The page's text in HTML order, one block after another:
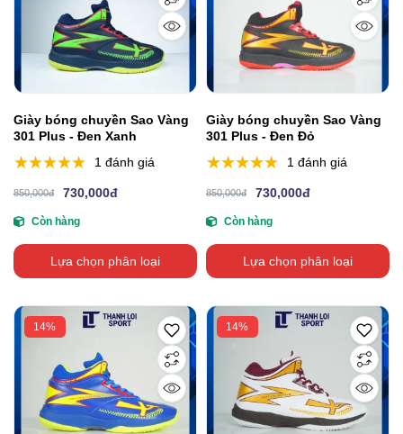
Giày bóng chuyền Sao Vàng
301 Plus - Đen Xanh
1 đánh giá
850,000đ 730,000đ
Còn hàng
Lựa chọn phân loại
Giày bóng chuyền Sao Vàng
301 Plus - Đen Đỏ
1 đánh giá
850,000đ 730,000đ
Còn hàng
Lựa chọn phân loại
14% 14%